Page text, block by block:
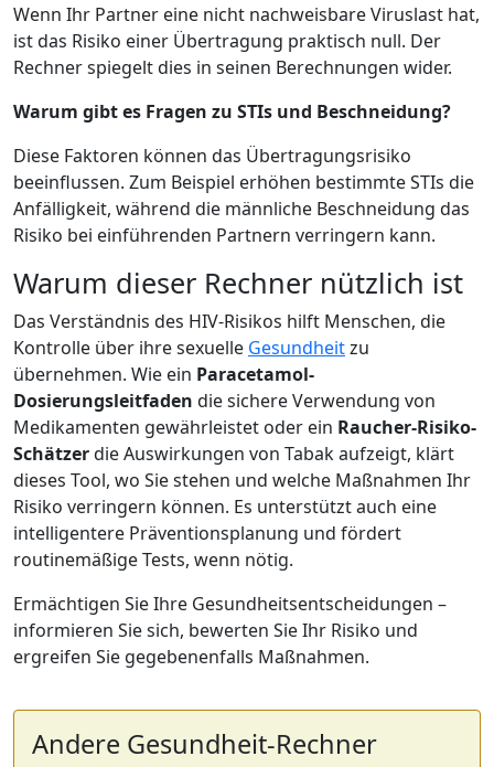
Wenn Ihr Partner eine nicht nachweisbare Viruslast hat,
ist das Risiko einer Übertragung praktisch null. Der
Rechner spiegelt dies in seinen Berechnungen wider.
Warum gibt es Fragen zu STIs und Beschneidung?
Diese Faktoren können das Übertragungsrisiko
beeinflussen. Zum Beispiel erhöhen bestimmte STIs die
Anfälligkeit, während die männliche Beschneidung das
Risiko bei einführenden Partnern verringern kann.
Warum dieser Rechner nützlich ist
Das Verständnis des HIV-Risikos hilft Menschen, die
Kontrolle über ihre sexuelle Gesundheitzu
übernehmen. Wie ein Paracetamol-
Dosierungsleitfaden die sichere Verwendung von
Medikamenten gewährleistet oder ein Raucher-Risiko-
Schätzerdie Auswirkungen von Tabak aufzeigt, klärt
dieses Tool, wo Sie stehen und welche Maßnahmen Ihr
Risiko verringern können. Es unterstützt auch eine
intelligentere Präventionsplanung und fördert
routinemäßige Tests, wenn nötig.
Ermächtigen Sie Ihre Gesundheitsentscheidungen –
informieren Sie sich, bewerten Sie Ihr Risiko und
ergreifen Sie gegebenenfalls Maßnahmen.
Andere Gesundheit-Rechner